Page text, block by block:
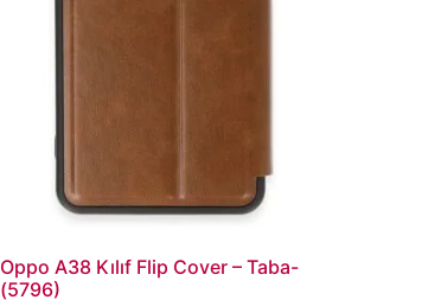
Oppo A38 Kılıf Flip Cover – Taba-
(5796)